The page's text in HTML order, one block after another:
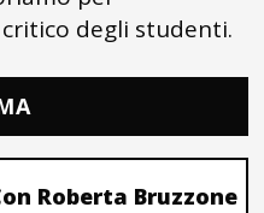
degli studenti.
Roberta Bruzzone